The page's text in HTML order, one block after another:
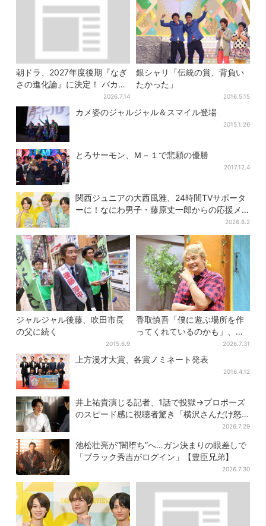
朝ドラ、2027年度後期『なぎ
さの進化論』に決定！ バカリ
ズム＆クドカンの間“未発
表”の期待作
2026.7.14
銀シャリ「伝統の賞、背負い
たかった」
2016.5.15
カメ姿のジャルジャル＆スマイル登場
2015.1.26
とろサーモン、Ｍ－１で悲願の優勝
2017.12.4
関西ジュニアの大西風雅、24時間TVサポータ
ーに！なにわ男子・藤原丈一郎からの応援メ
2026.8.2
ジャルジャル後藤、吹田市長
の父に続く
2015.6.9
香取慎吾「僕に遊ぶ場所を作
ってくれているのかも」、異
色バラエティ『しんごの芽』
で感じた読売テレビの“パンク
精神”
2026.7.31
上方漫才大賞、各賞ノミネート発表
2016.4.12
井上祐貴演じる記者、1話で投獄→プロポーズ
のスピード感に視聴者驚き「横沢さんだけ怒
2026.7.29
池松壮亮が“闇堕ち”へ…ガン決まりの眼差しで
「ブラック秀吉がログイン」【豊臣兄弟】
2026.7.30